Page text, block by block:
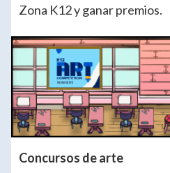
Zona K12 y ganar premios.
Concursos de arte